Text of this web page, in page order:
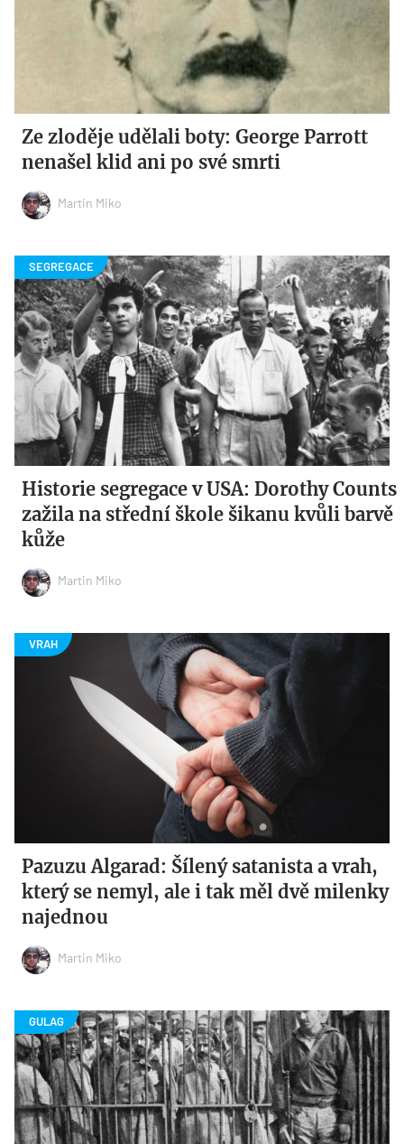
Ze zloděje udělali boty: George Parrott
nenašel klid ani po své smrti
Martin Miko
Historie segregace v USA: Dorothy Counts
zažila na střední škole šikanu kvůli barvě
kůže
Martin Miko
Pazuzu Algarad: Šílený satanista a vrah,
který se nemyl, ale i tak měl dvě milenky
najednou
Martin Miko